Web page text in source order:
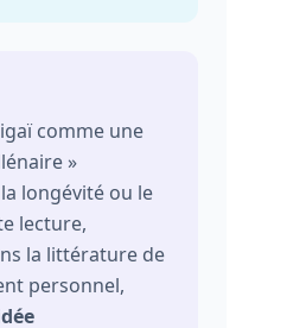
comme une
»
longévité ou le
lecture,
la littérature de
personnel,